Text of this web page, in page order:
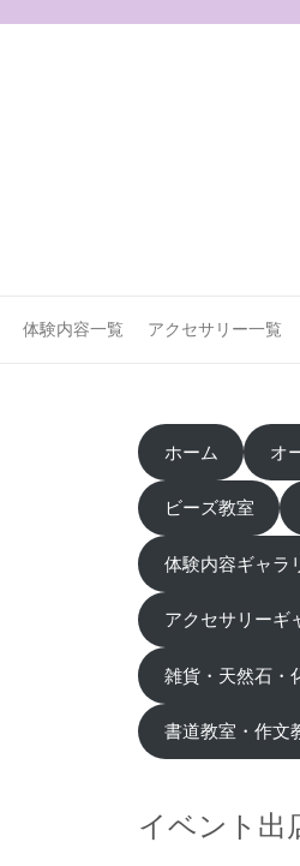
体験内容一覧 アクセサリー一覧
ホーム オ
ビーズ教室
体験内容ギャラ
アクセサリーギ
雑貨・天然石・
書道教室・作文
イベント出